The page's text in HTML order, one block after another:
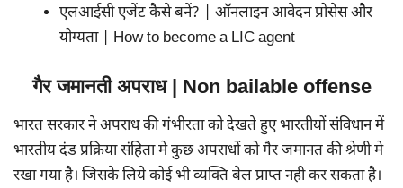
एलआईसी एजेंट कैसे बनें? | ऑनलाइन आवेदन प्रोसेस और
योग्यता | How to become a LIC agent
गैर जमानती अपराध | Non bailable offense
भारत सरकार ने अपराध की गंभीरता को देखते हुए भारतीयों संविधान में
भारतीय दंड प्रक्रिया संहिता मे कुछ अपराधों को गैर जमानत की श्रेणी मे
रखा गया है। जिसके लिये कोई भी व्यक्ति बेल प्राप्त नही कर सकता है।